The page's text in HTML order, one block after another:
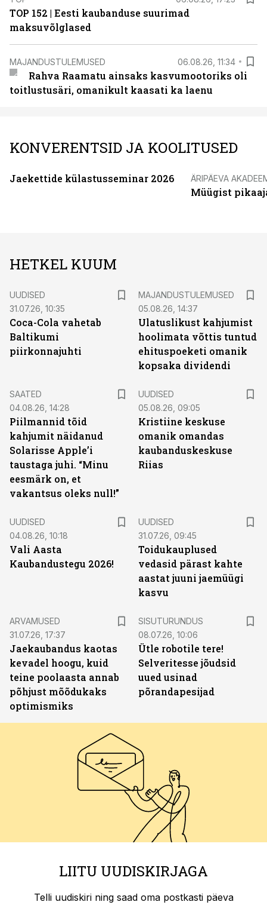
TOP 152 | Eesti kaubanduse suurimad
maksuvõlglased
MAJANDUSTULEMUSED 06.08.26, 11:34
Rahva Raamatu ainsaks kasvumootoriks oli
toitlustusäri, omanikult kaasati ka laenu
KONVERENTSID JA KOOLITUSED
Jaekettide külastusseminar 2026 ÄRIPÄEVA
Müügist
HETKEL KUUM
UUDISED
31.07.26, 10:35
Coca-Cola vahetab
Baltikumi
piirkonnajuhti
MAJANDUSTULEMUSED
05.08.26, 14:37
Ulatuslikust kahjumist
hoolimata võttis tuntud
ehituspoeketi omanik
kopsaka dividendi
SAATED
04.08.26, 14:28
Piilmannid tõid
kahjumit näidanud
Solarisse Apple’i
taustaga juhi. “Minu
eesmärk on, et
vakantsus oleks null!”
UUDISED
05.08.26, 09:05
Kristiine keskuse
omanik omandas
kaubanduskeskuse
Riias
UUDISED
04.08.26, 10:18
Vali Aasta
Kaubandustegu 2026!
UUDISED
31.07.26, 09:45
Toidukauplused
vedasid pärast kahte
aastat juuni jaemüügi
kasvu
ARVAMUSED
31.07.26, 17:37
Jaekaubandus kaotas
kevadel hoogu, kuid
teine poolaasta annab
põhjust mõõdukaks
optimismiks
SISUTURUNDUS
08.07.26, 10:06
Ütle robotile tere!
Selveritesse jõudsid
uued usinad
põrandapesijad
LIITU UUDISKIRJAGA
Telli uudiskiri ning saad oma postkasti päeva